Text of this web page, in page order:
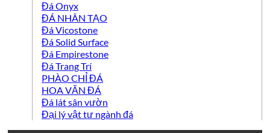
Đá Onyx
ĐÁ NHÂN TẠO
Đá Vicostone
Đá Solid Surface
Đá Empirestone
Đá Trang Trí
PHÀO CHỈ ĐÁ
HOA VĂN ĐÁ
Đá lát sân vườn
Đại lý vật tư ngành đá